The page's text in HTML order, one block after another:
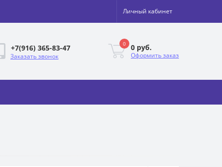
Личный кабинет
+7(916) 365-83-47
Заказать звонок
0 0 руб.
Оформить заказ